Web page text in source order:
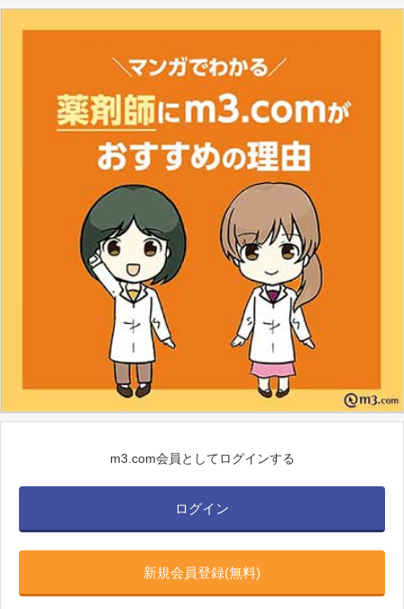
m3.com会員としてログインする
ログイン
新規会員登録(無料)